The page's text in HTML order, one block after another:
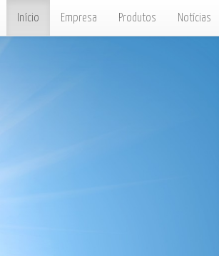
Início Empresa Produtos Notícias